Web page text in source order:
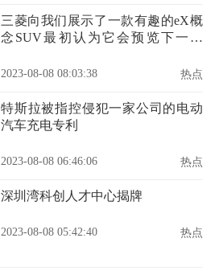
三菱向我们展示了一款有趣的eX概
念SUV最初认为它会预览下一辆
2023-08-08 08:03:38 热点
特斯拉被指控侵犯一家公司的电动
汽车充电专利
2023-08-08 06:46:06 热点
深圳湾科创人才中心揭牌
2023-08-08 05:42:40 热点